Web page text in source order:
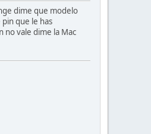
dime que modelo
que le has
no vale dime la Mac